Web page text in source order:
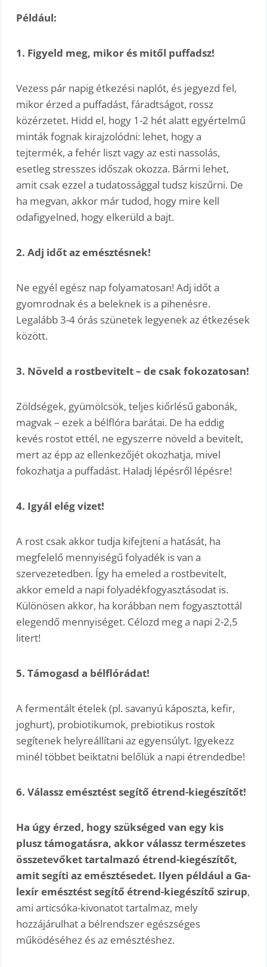
Például:
1. Figyeld meg, mikor és mitől puffadsz!
Vezess pár napig étkezési naplót, és jegyezd fel,
mikor érzed a puffadást, fáradtságot, rossz
közérzetet. Hidd el, hogy 1-2 hét alatt egyértelmű
minták fognak kirajzolódni: lehet, hogy a
tejtermék, a fehér liszt vagy az esti nassolás,
esetleg stresszes időszak okozza. Bármi lehet,
amit csak ezzel a tudatossággal tudsz kiszűrni. De
ha megvan, akkor már tudod, hogy mire kell
odafigyelned, hogy elkerüld a bajt.
2. Adj időt az emésztésnek!
Ne egyél egész nap folyamatosan! Adj időt a
gyomrodnak és a beleknek is a pihenésre.
Legalább 3-4 órás szünetek legyenek az étkezések
között.
3. Növeld a rostbevitelt – de csak fokozatosan!
Zöldségek, gyümölcsök, teljes kiőrlésű gabonák,
magvak – ezek a bélflóra barátai. De ha eddig
kevés rostot ettél, ne egyszerre növeld a bevitelt,
mert az épp az ellenkezőjét okozhatja, mivel
fokozhatja a puffadást. Haladj lépésről lépésre!
4. Igyál elég vizet!
A rost csak akkor tudja kifejteni a hatását, ha
megfelelő mennyiségű folyadék is van a
szervezetedben. Így ha emeled a rostbevitelt,
akkor emeld a napi folyadékfogyasztásodat is.
Különösen akkor, ha korábban nem fogyasztottál
elegendő mennyiséget. Célozd meg a napi 2-2,5
litert!
5. Támogasd a bélflórádat!
A fermentált ételek (pl. savanyú káposzta, kefir,
joghurt), probiotikumok, prebiotikus rostok
segítenek helyreállítani az egyensúlyt. Igyekezz
minél többet beiktatni belőlük a napi étrendedbe!
6. Válassz emésztést segítő étrend-kiegészítőt!
Ha úgy érzed, hogy szükséged van egy kis
plusz támogatásra, akkor válassz természetes
összetevőket tartalmazó étrend-kiegészítőt,
amit segíti az emésztésedet. Ilyen például a Ga-
lexír emésztést segítő étrend-kiegészítő szirup,
ami articsóka-kivonatot tartalmaz, mely
hozzájárulhat a bélrendszer egészséges
működéséhez és az emésztéshez.